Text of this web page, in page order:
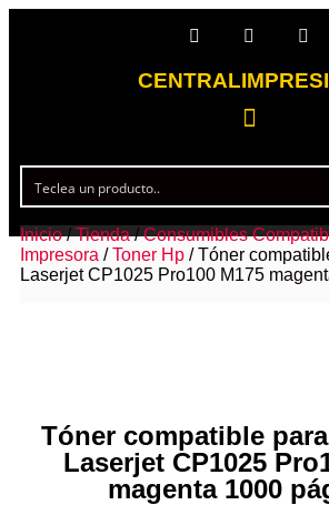
Inicio/Tienda/Consumibles
Impresora /Toner Hp / Tóner
Laserjet CP1025 Pro100 M175
Tóner compatible
Laserjet CP1025
magenta 1000